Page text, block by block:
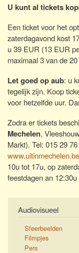
U kunt al tickets
Een ticket voor het
zaterdagavond kost
u 39 EUR (13 EUR
maximaal 3 van de
Let goed op aub: u
tegelijk zijn. Koop
voor hetzelfde uur.
Zodra er tickets
Mechelen,
Markt). Tel: 015 29
www.uitinmechelen.be
10u tot 17u, op
feestdagen an 12:30u
Audiovisueel
Sfeerbeelden
Filmpjes
Pers